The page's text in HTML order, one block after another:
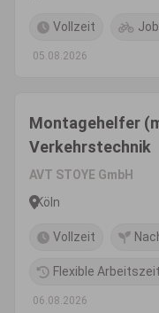
Vollzeit
05.08.2026
Montagehelfer
Verkehrstechnik
AVT STOYE GmbH
Köln
Vollzeit
Flexible
06.08.2026